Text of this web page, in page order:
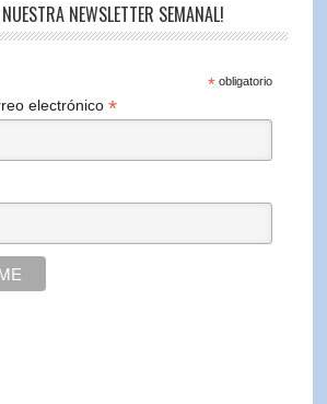
NEWSLETTER SEMANAL!
*obligatorio
electrónico*